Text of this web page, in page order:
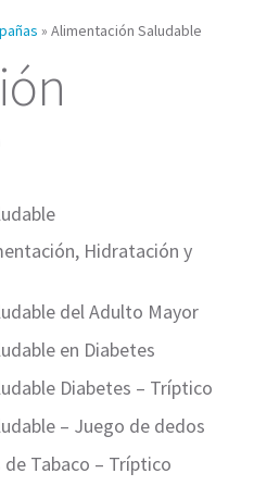
» Alimentación Saludable
Hidratación y
del Adulto Mayor
en Diabetes
Diabetes – Tríptico
– Juego de dedos
Tabaco – Tríptico